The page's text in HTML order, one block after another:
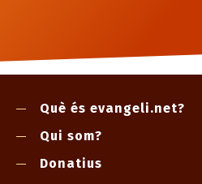
Què és evangeli.net?
Qui som?
Donatius